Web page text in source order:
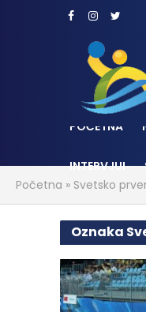
POČETNA
INTERVJUI
Početna » Svetsko
Oznaka